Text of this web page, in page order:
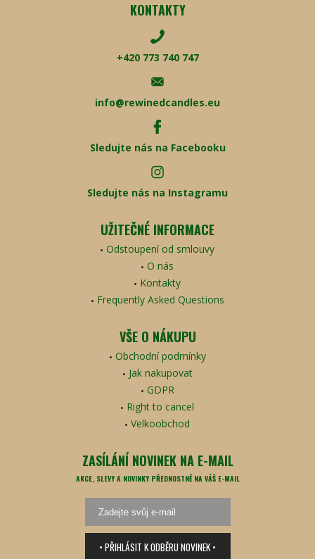
KONTAKTY
+420 773 740 747
info@rewinedcandles.eu
Sledujte nás na Facebooku
Sledujte nás na Instagramu
UŽITEČNÉ INFORMACE
Odstoupení od smlouvy
O nás
Kontakty
Frequently Asked Questions
VŠE O NÁKUPU
Obchodní podmínky
Jak nakupovat
GDPR
Right to cancel
Velkoobchod
ZASÍLÁNÍ NOVINEK NA E-MAIL
AKCE, SLEVY A NOVINKY PŘEDNOSTNĚ NA VÁŠ E-MAIL
• PŘIHLÁSIT K ODBĚRU NOVINEK •